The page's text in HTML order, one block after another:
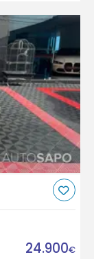
24.900€